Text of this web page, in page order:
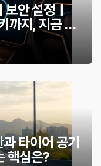
보안 설정｜
까지, 지금 확
타이어 공기
핵심은?